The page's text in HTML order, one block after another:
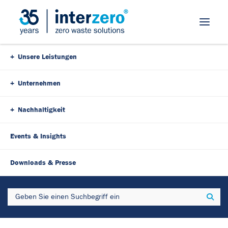
Skip Navigation
Unsere Leistungen
Unternehmen
Nachhaltigkeit
Events & Insights
Downloads & Presse
Search
Nachhaltigkeit – eine Frage
der Einstellung